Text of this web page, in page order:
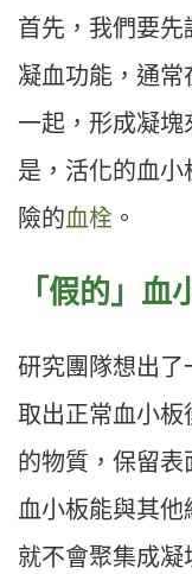
首先，我們要
凝血功能，通
一起，形成凝塊
是，活化的血
險的血栓 。
「假的」
研究團隊想出了
取出正常血小板
的物質，保留
血小板能與其
就不會聚集成凝